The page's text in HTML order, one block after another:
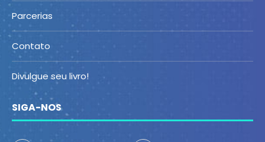
Parcerias
Contato
Divulgue seu livro!
SIGA-NOS